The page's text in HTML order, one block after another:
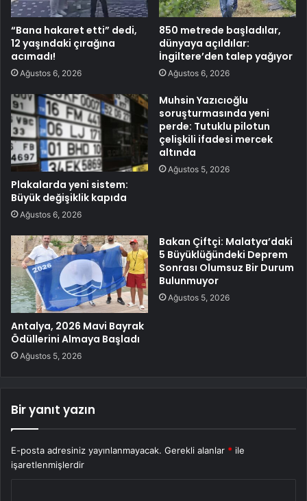
“Bana hakaret etti” dedi,
12 yaşındaki çırağına
acımadı!
Ağustos 6, 2026
850 metrede başladılar,
dünyaya açıldılar:
İngiltere’den talep yağıyor
Ağustos 6, 2026
Plakalarda yeni sistem:
Büyük değişiklik kapıda
Ağustos 6, 2026
Muhsin Yazıcıoğlu
soruşturmasında yeni
perde: Tutuklu pilotun
çelişkili ifadesi mercek
altında
Ağustos 5, 2026
Antalya, 2026 Mavi Bayrak
Ödüllerini Almaya Başladı
Ağustos 5, 2026
Bakan Çiftçi: Malatya’daki
5 Büyüklüğündeki Deprem
Sonrası Olumsuz Bir Durum
Bulunmuyor
Ağustos 5, 2026
Bir yanıt yazın
E-posta adresiniz yayınlanmayacak. Gerekli alanlar * ile
işaretlenmişlerdir